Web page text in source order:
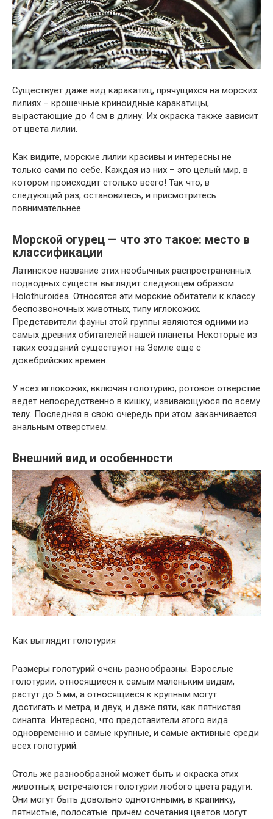
Существует даже вид каракатиц, прячущихся на морских
лилиях – крошечные криноидные каракатицы,
вырастающие до 4 см в длину. Их окраска также зависит
от цвета лилии.
Как видите, морские лилии красивы и интересны не
только сами по себе. Каждая из них – это целый мир, в
котором происходит столько всего! Так что, в
следующий раз, остановитесь, и присмотритесь
повнимательнее.
Морской огурец — что это такое: место в
классификации
Латинское название этих необычных распространенных
подводных существ выглядит следующем образом:
Holothuroidea. Относятся эти морские обитатели к классу
беспозвоночных животных, типу иглокожих.
Представители фауны этой группы являются одними из
самых древних обитателей нашей планеты. Некоторые из
таких созданий существуют на Земле еще с
докебрийских времен.
У всех иглокожих, включая голотурию, ротовое отверстие
ведет непосредственно в кишку, извивающуюся по всему
телу. Последняя в свою очередь при этом заканчивается
анальным отверстием.
Внешний вид и особенности
Как выглядит голотурия
Размеры голотурий очень разнообразны. Взрослые
голотурии, относящиеся к самым маленьким видам,
растут до 5 мм, а относящиеся к крупным могут
достигать и метра, и двух, и даже пяти, как пятнистая
синапта. Интересно, что представители этого вида
одновременно и самые крупные, и самые активные среди
всех голотурий.
Столь же разнообразной может быть и окраска этих
животных, встречаются голотурии любого цвета радуги.
Они могут быть довольно однотонными, в крапинку,
пятнистые, полосатые: причём сочетания цветов могут